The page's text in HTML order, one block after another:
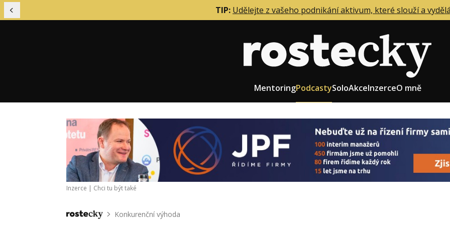
Předchozí TIP: Udělejte z vašeho podnikání aktivum, které slouží a
MentoringPodcastySoloAkceInzerceO mně
Financování podniku
Finanční řízení firmy
Firemní kultura
Firemní procesy
Marketing firmy
Nábor zaměstnanců
Role zakladatele/CEO
Růst firmy
Inzerce | Chci tu být také
Domů Konkurenční výhoda